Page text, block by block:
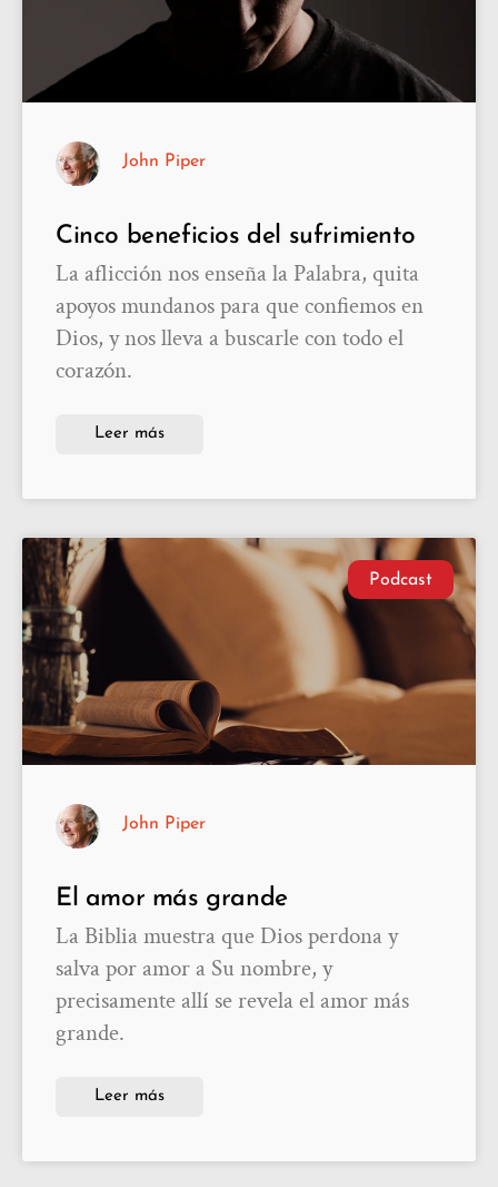
Cinco beneficios del sufrimiento
La aflicción nos enseña la Palabra, quita
apoyos mundanos para que confiemos en
Dios, y nos lleva a buscarle con todo el
corazón.
Leer más
John Piper
Podcast
El amor más grande
La Biblia muestra que Dios perdona y
salva por amor a Su nombre, y
precisamente allí se revela el amor más
grande.
Leer más
John Piper